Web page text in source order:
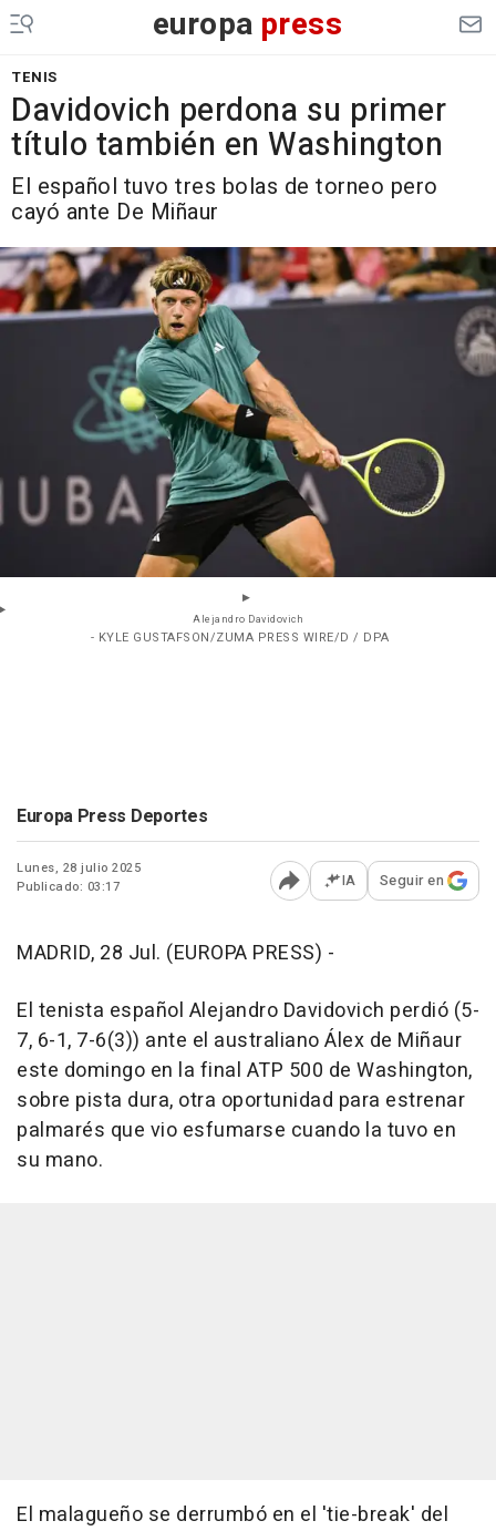
europa press
TENIS
Davidovich perdona su primer
título también en Washington
El español tuvo tres bolas de torneo pero
cayó ante De Miñaur
Alejandro Davidovich
- KYLE GUSTAFSON/ZUMA PRESS WIRE/D / DPA
Europa Press Deportes
Lunes, 28 julio 2025
Publicado: 03:17
Abrir opciones para
IA Seguir en
MADRID, 28 Jul. (EUROPA PRESS) -
El tenista español Alejandro Davidovich perdió (5-
7, 6-1, 7-6(3)) ante el australiano Álex de Miñaur
este domingo en la final ATP 500 de Washington,
sobre pista dura, otra oportunidad para estrenar
palmarés que vio esfumarse cuando la tuvo en
su mano.
El malagueño se derrumbó en el 'tie-break' del